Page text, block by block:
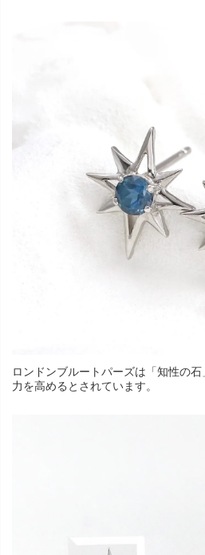
ロンドンブルートパーズは「知性の
力を高めるとされています。